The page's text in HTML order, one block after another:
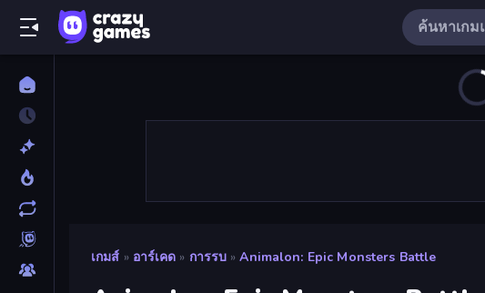
เกมส์ » อาร์เคด » การรบ » Animalon: Epic Monsters Battle